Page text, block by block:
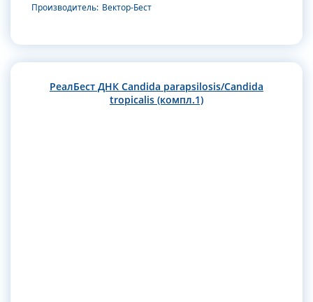
Производитель: Вектор-Бест
РеалБест ДНК Сandida parapsilosis/Сandida
tropicalis (компл.1)